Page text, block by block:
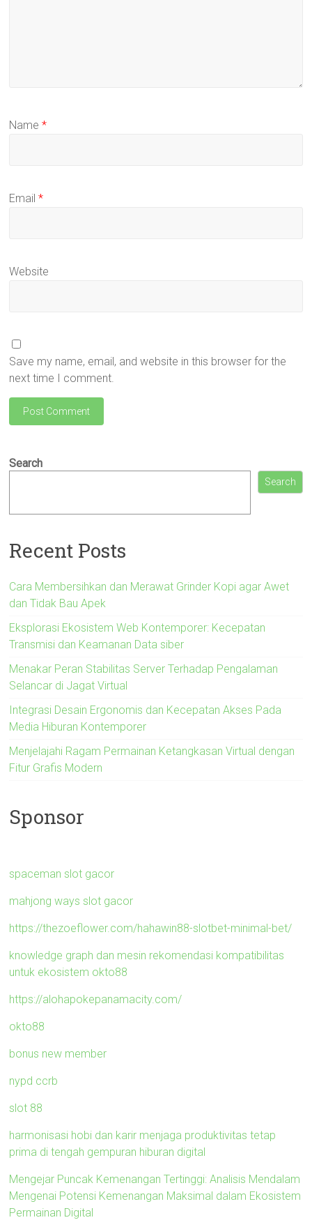
Name*
Email*
Website
Save my name, email, and website in this browser for the
next time I comment.
Search
Search
Recent Posts
Cara Membersihkan dan Merawat Grinder Kopi agar Awet
dan Tidak Bau Apek
Eksplorasi Ekosistem Web Kontemporer: Kecepatan
Transmisi dan Keamanan Data siber
Menakar Peran Stabilitas Server Terhadap Pengalaman
Selancar di Jagat Virtual
Integrasi Desain Ergonomis dan Kecepatan Akses Pada
Media Hiburan Kontemporer
Menjelajahi Ragam Permainan Ketangkasan Virtual dengan
Fitur Grafis Modern
Sponsor
spaceman slot gacor
mahjong ways slot gacor
https://thezoeflower.com/hahawin88-slotbet-minimal-bet/
knowledge graph dan mesin rekomendasi kompatibilitas
untuk ekosistem okto88
https://alohapokepanamacity.com/
okto88
bonus new member
nypd ccrb
slot 88
harmonisasi hobi dan karir menjaga produktivitas tetap
prima di tengah gempuran hiburan digital
Mengejar Puncak Kemenangan Tertinggi: Analisis Mendalam
Mengenai Potensi Kemenangan Maksimal dalam Ekosistem
Permainan Digital